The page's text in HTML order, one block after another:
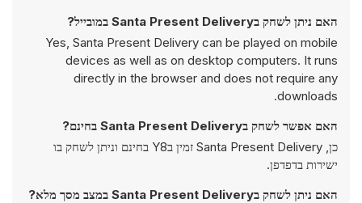
האם ניתן לשחק בSanta Present Delivery במובייל?
Yes, Santa Present Delivery can be played on mobile
devices as well as on desktop computers. It runs
directly in the browser and does not require any
downloads.
האם אפשר לשחק בSanta Present Delivery בחינם?
כן, Santa Present Delivery זמין בY8 בחינם וניתן לשחק בו
ישירות בדפדפן.
האם ניתן לשחק בSanta Present Delivery במצב מסך מלא?